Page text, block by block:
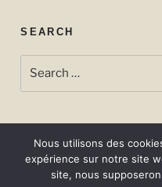
SEARCH
for:
Nous utilisons des
expérience sur notre site
site, nous